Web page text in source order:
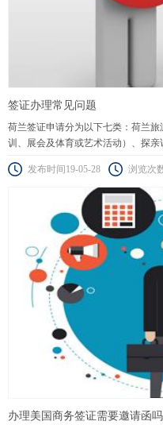
签证办理常见问题
荷兰签证申请分为以下七类：荷兰
训、展会及体育或艺术活动）、探
发布时间19-05-28
浏览次
办理美国商务签证需要邀请函吗